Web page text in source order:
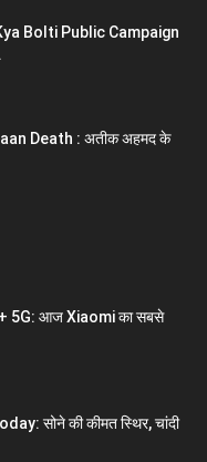
Bolti Public Campaign
Death : अतीक अहमद के
5G: आज Xiaomi का सबसे
सोने की कीमत स्थिर, चांदी